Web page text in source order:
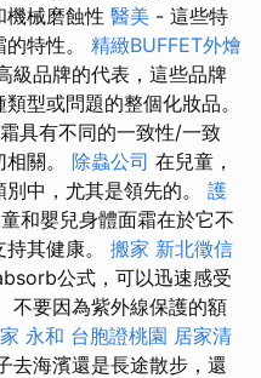
機械磨蝕性 醫美 - 這些特
特性。 精緻BUFFET外燴
級品牌的代表，這些品牌
型或問題的整個化妝品。
具有不同的一致性/一致
關。 除蟲公司 在兒童，
中，尤其是領先的。 護
和嬰兒身體面霜在於它不
其健康。 搬家 新北徵信
公式，可以迅速感受
不要因為紫外線保護的額
永和 台胞證桃園 居家清
去海濱還是長途散步，還